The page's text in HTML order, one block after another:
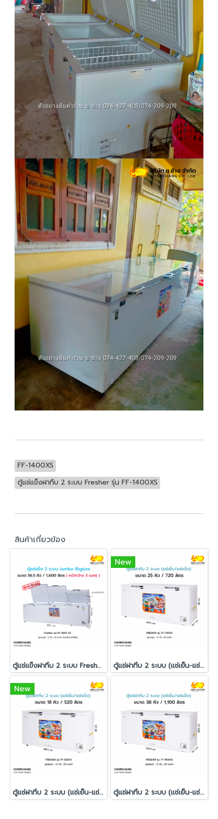
FF-1400XS
ตู้แช่แข็งฝาทึบ 2 ระบบ Fresher รุ่น FF-1400XS
สินค้าเกี่ยวข้อง
ตู้แช่แข็งฝาทึบ 2 ระบบ Fresher รุ่น FF-1600XS
New
ตู้แช่ฝาทึบ 2 ระบบ (แช่เย็น-แช่แข็ง) รุ่น FF-720XS
New
ตู้แช่ฝาทึบ 2 ระบบ (แช่เย็น-แช่แข็ง) FRESHER รุ่น FF-520XS ตู้แช่ฝาทึบ 2 ระบบ (แช่เย็น-แช่แข็ง) รุ่น FF-1100XS